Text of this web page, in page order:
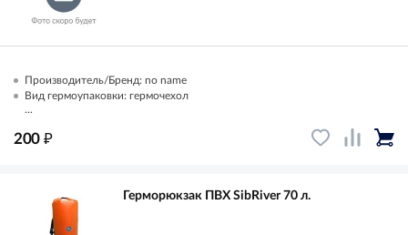
Производитель/Бренд: no name
Вид гермоупаковки: гермочехол
...
200 ₽
Герморюкзак ПВХ SibRiver 70 л.